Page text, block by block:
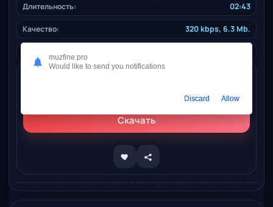
Длительность: 02:43
Качество: 320 kbps, 6.3 Mb.
Скачать
muzfine.pro
Would like to send you notifications
Discard Allow